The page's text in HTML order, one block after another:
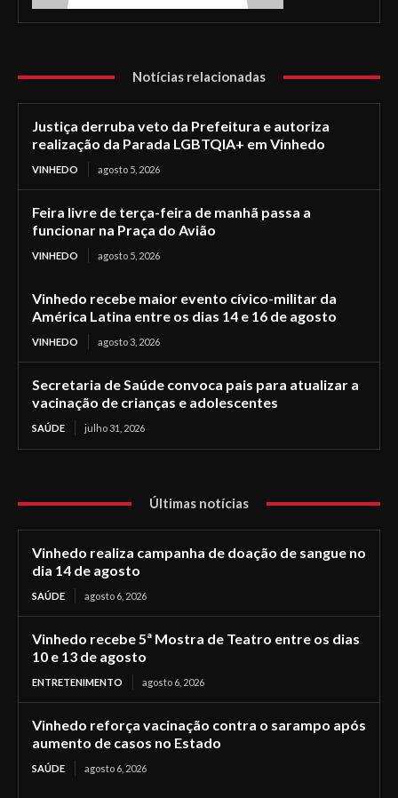
Notícias relacionadas
Justiça derruba veto da Prefeitura e autoriza
realização da Parada LGBTQIA+ em Vinhedo
VINHEDO agosto 5, 2026
Feira livre de terça-feira de manhã passa a
funcionar na Praça do Avião
VINHEDO agosto 5, 2026
Vinhedo recebe maior evento cívico-militar da
América Latina entre os dias 14 e 16 de agosto
VINHEDO agosto 3, 2026
Secretaria de Saúde convoca pais para atualizar a
vacinação de crianças e adolescentes
SAÚDE julho 31, 2026
Últimas notícias
Vinhedo realiza campanha de doação de sangue no
dia 14 de agosto
SAÚDE agosto 6, 2026
Vinhedo recebe 5ª Mostra de Teatro entre os dias
10 e 13 de agosto
ENTRETENIMENTO agosto 6, 2026
Vinhedo reforça vacinação contra o sarampo após
aumento de casos no Estado
SAÚDE agosto 6, 2026